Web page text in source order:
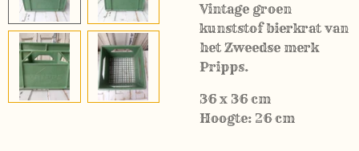
Vintage groen
kunststof bierkrat van
het Zweedse merk
Pripps.
36 x 36 cm
Hoogte: 26 cm